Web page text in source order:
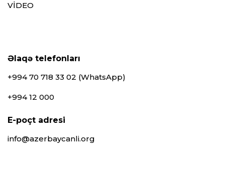
VİDEO
Əlaqə telefonları
+994 70 718 33 02 (WhatsApp)
+994 12 000
E-poçt adresi
info@azerbaycanli.org